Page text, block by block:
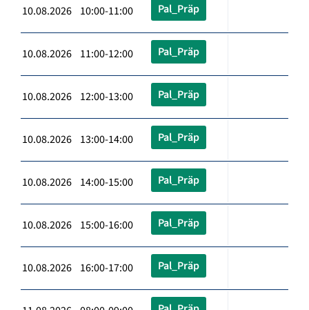
10.08.2026 10:00-11:00 Pal_Präp
10.08.2026 11:00-12:00 Pal_Präp
10.08.2026 12:00-13:00 Pal_Präp
10.08.2026 13:00-14:00 Pal_Präp
10.08.2026 14:00-15:00 Pal_Präp
10.08.2026 15:00-16:00 Pal_Präp
10.08.2026 16:00-17:00 Pal_Präp